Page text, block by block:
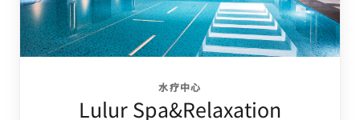
水疗中心
Lulur Spa&Relaxation